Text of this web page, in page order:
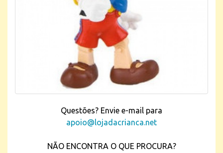
Questões? Envie e-mail para
apoio@lojadacrianca.net
NÃO ENCONTRA O QUE PROCURA?